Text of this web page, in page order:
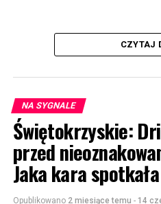
CZYTAJ
NA SYGNALE
Świętokrzyskie:
przed
Jaka kara
Opublikowano 2 miesiące temu - 14